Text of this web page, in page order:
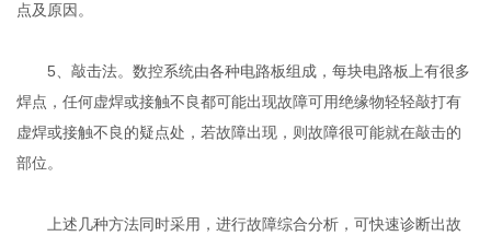
点及原因。
5、敲击法。数控系统由各种电路板组成，每块电路板上有很多
焊点，任何虚焊或接触不良都可能出现故障可用绝缘物轻轻敲打有
虚焊或接触不良的疑点处，若故障出现，则故障很可能就在敲击的
部位。
上述几种方法同时采用，进行故障综合分析，可快速诊断出故